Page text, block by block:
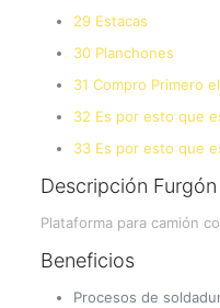
29 Estacas
30 Planchones
31 Compro Primero
32 Es por esto que
33 Es por esto que
Descripción
Plataforma para camión
Beneficios
Procesos de